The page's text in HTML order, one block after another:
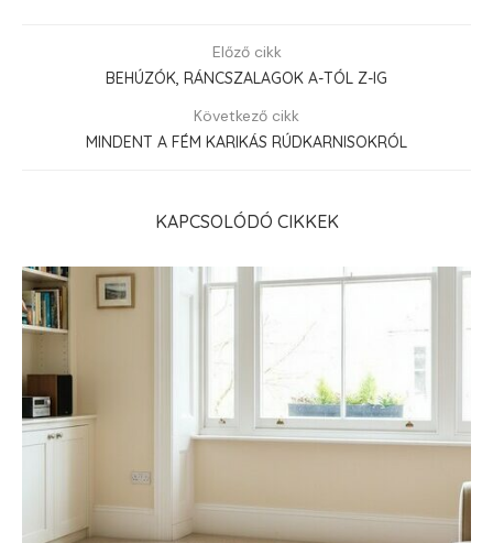
Előző cikk
BEHÚZÓK, RÁNCSZALAGOK A-TÓL Z-IG
Következő cikk
MINDENT A FÉM KARIKÁS RÚDKARNISOKRÓL
KAPCSOLÓDÓ CIKKEK